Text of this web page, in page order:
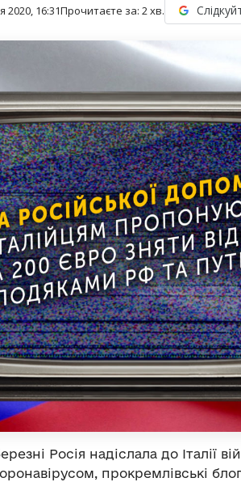
2020, 16:31Прочитаєте за: 2хв.
Росія надіслала до Італії
прокремлівські